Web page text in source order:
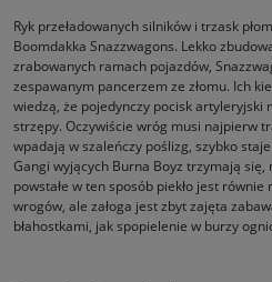
Ryk przeładowanych silników i trzask
Boomdakka Snazzwagons. Lekko
zrabowanych ramach pojazdów,
zespawanym pancerzem ze złomu. Ich
wiedzą, że pojedynczy pocisk artyleryjski
strzępy. Oczywiście wróg musi najpierw
wpadają w szaleńczy poślizg, szybko
Gangi wyjących Burna Boyz trzymają
powstałe w ten sposób piekło jest
wrogów, ale załoga jest zbyt zajęta
błahostkami, jak spopielenie w burzy